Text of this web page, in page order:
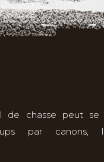
de chasse peut se
par